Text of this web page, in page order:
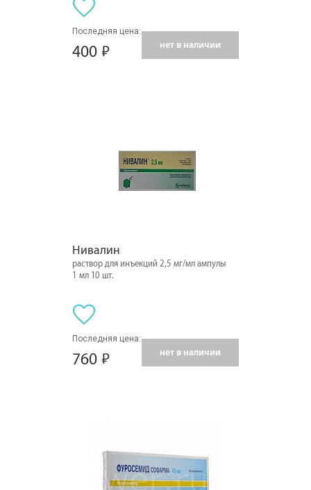
Последняя цена:
400 нет в наличии
Нивалин
раствор для инъекций 2,5 мг/мл ампулы
1 мл 10 шт.
Последняя цена:
760 нет в наличии